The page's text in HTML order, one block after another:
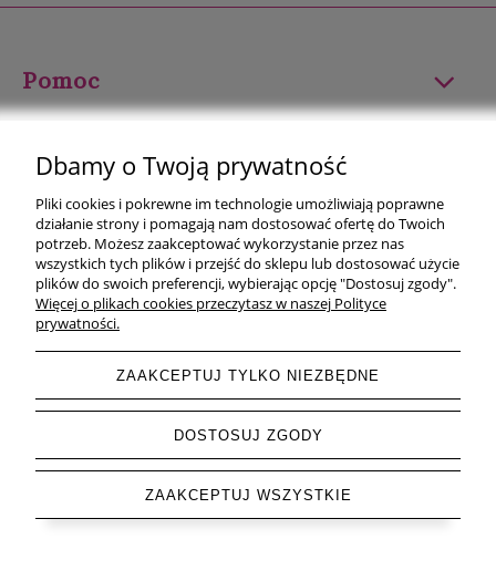
Pomoc
Płatności i dostawa
Informacje
O nas
pokaż pełną wersję strony
Sklep internetowy Shoper.pl
Dbamy o Twoją prywatność
Pliki cookies i pokrewne im technologie umożliwiają poprawne
działanie strony i pomagają nam dostosować ofertę do Twoich
potrzeb. Możesz zaakceptować wykorzystanie przez nas
wszystkich tych plików i przejść do sklepu lub dostosować użycie
plików do swoich preferencji, wybierając opcję "Dostosuj zgody".
Więcej o plikach cookies przeczytasz w naszej Polityce
prywatności.
ZAAKCEPTUJ TYLKO NIEZBĘDNE
DOSTOSUJ ZGODY
ZAAKCEPTUJ WSZYSTKIE